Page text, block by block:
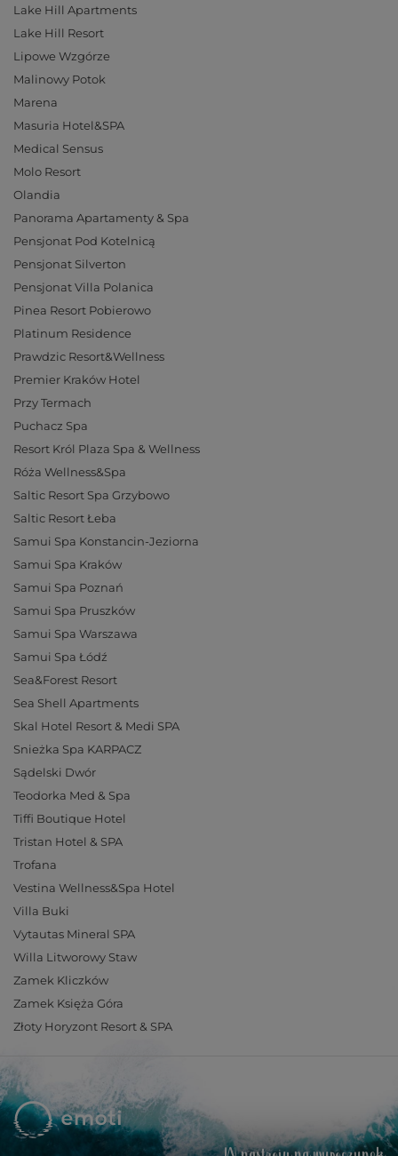
Lake Hill Apartments
Lake Hill Resort
Lipowe Wzgórze
Malinowy Potok
Marena
Masuria Hotel&SPA
Medical Sensus
Molo Resort
Olandia
Panorama Apartamenty & Spa
Pensjonat Pod Kotelnicą
Pensjonat Silverton
Pensjonat Villa Polanica
Pinea Resort Pobierowo
Platinum Residence
Prawdzic Resort&Wellness
Premier Kraków Hotel
Przy Termach
Puchacz Spa
Resort Król Plaza Spa & Wellness
Róża Wellness&Spa
Saltic Resort Spa Grzybowo
Saltic Resort Łeba
Samui Spa Konstancin-Jeziorna
Samui Spa Kraków
Samui Spa Poznań
Samui Spa Pruszków
Samui Spa Warszawa
Samui Spa Łódź
Sea&Forest Resort
Sea Shell Apartments
Skal Hotel Resort & Medi SPA
Snieżka Spa KARPACZ
Sądelski Dwór
Teodorka Med & Spa
Tiffi Boutique Hotel
Tristan Hotel & SPA
Trofana
Vestina Wellness&Spa Hotel
Villa Buki
Vytautas Mineral SPA
Willa Litworowy Staw
Zamek Kliczków
Zamek Księża Góra
Złoty Horyzont Resort & SPA